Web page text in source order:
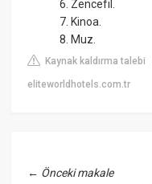
6. Zencefil.
7. Kinoa.
8. Muz.
Kaynak kaldırma talebi
eliteworldhotels.com.tr
← Önceki makale